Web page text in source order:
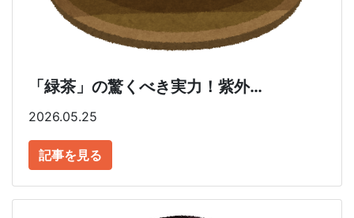
「緑茶」の驚くべき実力！紫外…
2026.05.25
記事を見る